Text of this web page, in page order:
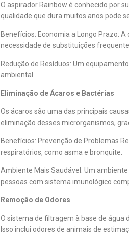
O aspirador Rainbow é conhecido por
qualidade que dura muitos anos pode
Benefícios: Economia a Longo Prazo:
necessidade de substituições
Redução de Resíduos: Um
ambiental.
Eliminação de Ácaros e Bactérias
Os ácaros são uma das principais
eliminação desses microrganismos,
Benefícios: Prevenção de Problemas
respiratórios, como asma e bronquite.
Ambiente Mais Saudável: Um
pessoas com sistema imunológico
Remoção de Odores
O sistema de filtragem à base de água
Isso inclui odores de animais de